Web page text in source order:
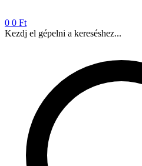
0 0 Ft
Kezdj el gépelni a kereséshez...